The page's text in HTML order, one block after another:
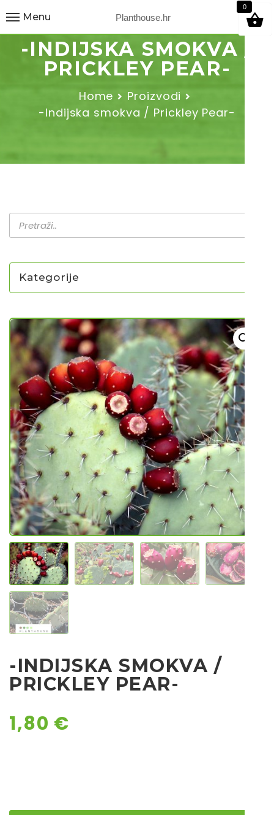
Planthouse.hr
Menu
9
-INDIJSKA SMOKVA /
PRICKLEY PEAR-
Home
Proizvodi
-Indijska smokva / Prickley Pear-
Kategorije
SADNICE
UKRASNO BILJE I TRAJNICE
GRMOVI/DRVEĆE
HIT SEZONE*** VRTNI SLJEZOVI
UKRASNE TRAVE
HORTENZIJE
LJEKOVITO I ZAČINSKO
VOĆE / BOBIČASTO VOĆE
Sjeme
Sjeme povrća
Rajčice
Chili
Ostalo sjeme
-INDIJSKA SMOKVA /
PRICKLEY PEAR-
1,80 €
0